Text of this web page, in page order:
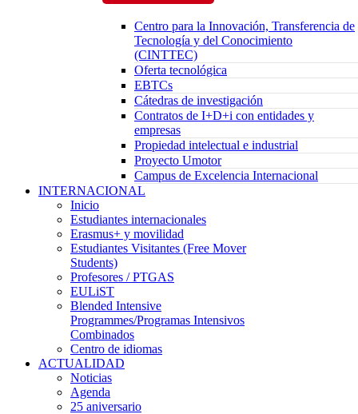
Centro para la Innovación, Transferencia de
Tecnología y del Conocimiento
(CINTTEC)
Oferta tecnológica
EBTCs
Cátedras de investigación
Contratos de I+D+i con entidades y
empresas
Propiedad intelectual e industrial
Proyecto Umotor
Campus de Excelencia Internacional
INTERNACIONAL
Inicio
Estudiantes internacionales
Erasmus+ y movilidad
Estudiantes Visitantes (Free Mover
Students)
Profesores / PTGAS
EULiST
Blended Intensive
Programmes/Programas Intensivos
Combinados
Centro de idiomas
ACTUALIDAD
Noticias
Agenda
25 aniversario